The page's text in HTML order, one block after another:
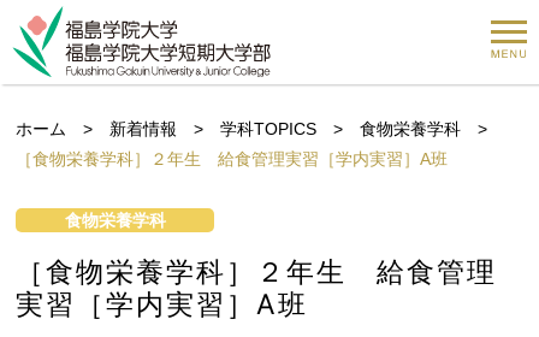
ホーム > 新着情報 >学科TOPICS >食物栄養学科 >
［食物栄養学科］２年生 給食管理実習［学内実習］A班
食物栄養学科
［食物栄養学科］２年生 給食管理
実習［学内実習］A班